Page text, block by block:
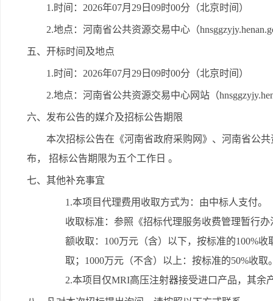
1.时间：2026年07月29日09时00分（北京时间）
2.地点：河南省公共资源交易中心（
五、开标时间及地点
1.时间：2026年07月29日09时00分（北京时间）
2.地点：河南省公共资源交易中心网站（
六、发布公告的媒介及招标公告期限
本次招标公告在《河南省政府采购网》、河南省公
布， 招标公告期限为五个工作日 。
七、其他补充事宜
1.本项目代理费用收取方式为：由中标人支付。
收取标准：参照《招标代理服务收费管理暂行
额收取：100万元（含）以下，按标准的100%
取；1000万元（不含）以上：按标准的50%收取
2.本项目仅MRI高压注射器接受进口产品，其余